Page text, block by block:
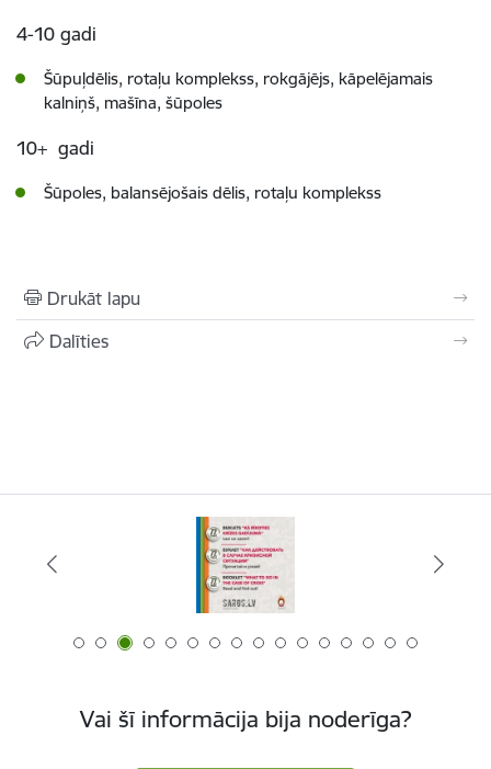
4-10 gadi
Šūpuļdēlis, rotaļu komplekss, rokgājējs, kāpelējamais
kalniņš, mašīna, šūpoles
10+ gadi
Šūpoles, balansējošais dēlis, rotaļu komplekss
Drukāt lapu
Dalīties
Vai šī informācija bija noderīga?